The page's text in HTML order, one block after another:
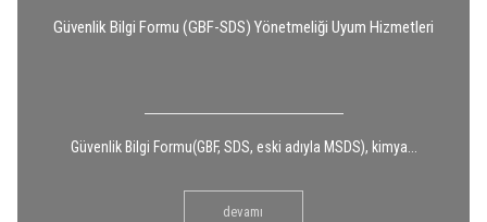
Güvenlik Bilgi Formu (GBF-SDS) Yönetmeliği Uyum Hizmetleri
Güvenlik Bilgi Formu(GBF, SDS, eski adıyla MSDS), kimya...
devamı